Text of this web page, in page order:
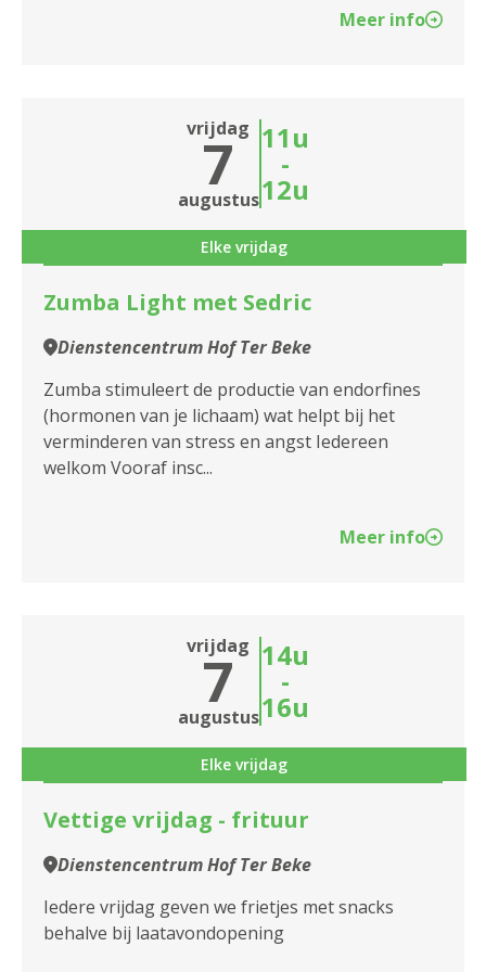
Meer info
vrijdag
7
augustus
11u
-
12u
Elke vrijdag
Zumba Light met Sedric
Dienstencentrum Hof Ter Beke
Zumba stimuleert de productie van endorfines
(hormonen van je lichaam) wat helpt bij het
verminderen van stress en angst Iedereen
welkom Vooraf insc...
Meer info
vrijdag
7
augustus
14u
-
16u
Elke vrijdag
Vettige vrijdag - frituur
Dienstencentrum Hof Ter Beke
Iedere vrijdag geven we frietjes met snacks
behalve bij laatavondopening